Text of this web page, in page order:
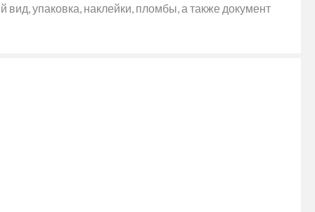
вид, упаковка, наклейки, пломбы, а также документ